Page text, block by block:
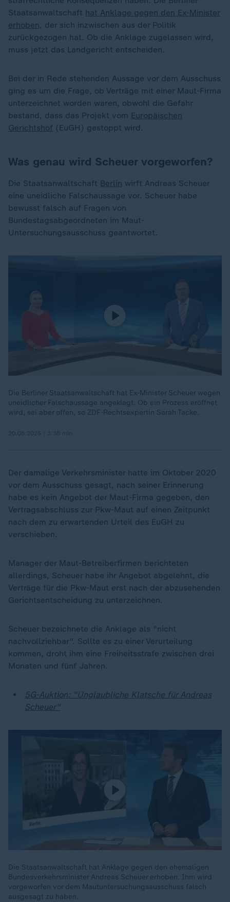
Staatsanwaltschaft hat Anklage gegen den Ex-Minister
erhoben, der sich inzwischen aus der Politik
zurückgezogen hat. Ob die Anklage zugelassen wird,
muss jetzt das Landgericht entscheiden.
Bei der in Rede stehenden Aussage vor dem Ausschuss
ging es um die Frage, ob Verträge mit einer Maut-Firma
unterzeichnet worden waren, obwohl die Gefahr
bestand, dass das Projekt vom Europäischen
Gerichtshof (EuGH) gestoppt wird.
Was genau wird Scheuer vorgeworfen?
Die Staatsanwaltschaft Berlin wirft Andreas Scheuer
eine uneidliche Falschaussage vor. Scheuer habe
bewusst falsch auf Fragen von
Bundestagsabgeordneten im Maut-
Untersuchungsausschuss geantwortet.
Die Berliner Staatsanwaltschaft hat Ex-Minister Scheuer wegen
uneidlicher Falschaussage angeklagt. Ob ein Prozess eröffnet
wird, sei aber offen, so ZDF-Rechtsexpertin Sarah Tacke.
Der damalige Verkehrsminister hatte im Oktober 2020
vor dem Ausschuss gesagt, nach seiner Erinnerung
habe es kein Angebot der Maut-Firma gegeben, den
Vertragsabschluss zur Pkw-Maut auf einen Zeitpunkt
nach dem zu erwartenden Urteil des EuGH zu
verschieben.
Manager der Maut-Betreiberfirmen berichteten
allerdings, Scheuer habe ihr Angebot abgelehnt, die
Verträge für die Pkw-Maut erst nach der abzusehenden
Gerichtsentscheidung zu unterzeichnen.
Scheuer bezeichnete die Anklage als "nicht
nachvollziehbar". Sollte es zu einer Verurteilung
kommen, droht ihm eine Freiheitsstrafe zwischen drei
Monaten und fünf Jahren.
5G-Auktion: "Unglaubliche Klatsche für Andreas
Scheuer"
Die Staatsanwaltschaft hat Anklage gegen den ehemaligen
Bundesverkehrsminister Andreas Scheuer erhoben. Ihm wird
vorgeworfen vor dem Mautuntersuchungsausschuss falsch
ausgesagt zu haben.